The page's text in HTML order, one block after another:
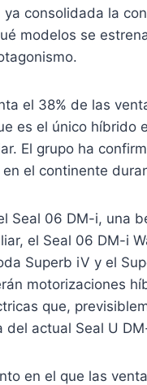
consolidada la
modelos se
el 38% de las
es el único híbrido
El grupo ha
el continente
Seal 06 DM-i, una
el Seal 06 DM-i
Superb iV y el
motorizaciones
que,
del actual Seal U
en el que las